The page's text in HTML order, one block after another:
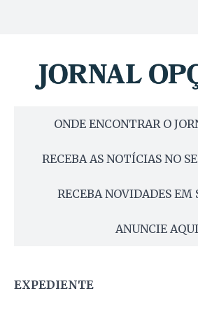
ONDE ENCONTRAR O
RECEBA AS NOTÍCIAS NO
RECEBA NOVIDADES EM
ANUNCIE AQUI
EXPEDIENTE